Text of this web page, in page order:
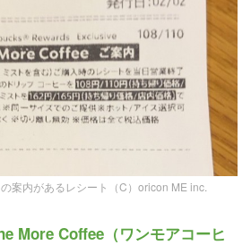
案内があるレシート（C）oricon ME inc.
More Coffee（ワンモアコーヒ